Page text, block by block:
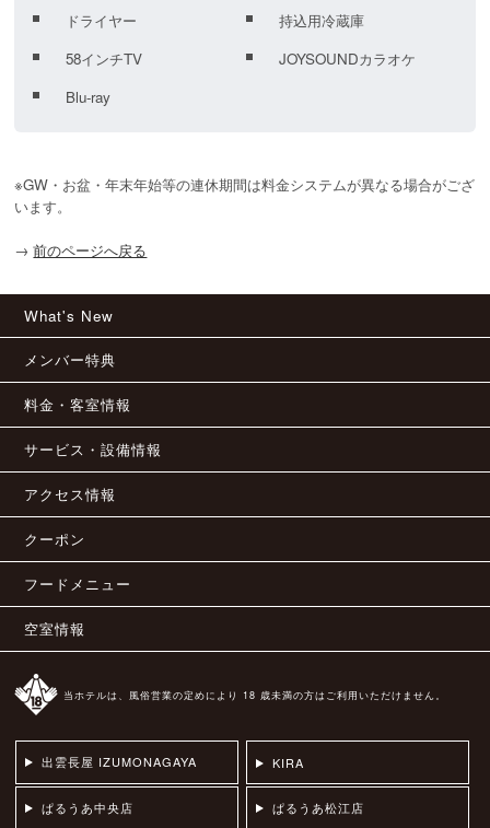
ドライヤー
持込用冷蔵庫
58インチTV
JOYSOUNDカラオケ
Blu-ray
※GW・お盆・年末年始等の連休期間は料金システムが異なる場合がござ
います。
→ 前のページへ戻る
What's New
メンバー特典
料金・客室情報
サービス・設備情報
アクセス情報
クーポン
フードメニュー
空室情報
当ホテルは、風俗営業の定めにより 18 歳未満の方はご利用いただけません。
出雲長屋 IZUMONAGAYA KIRA
ぱるうあ中央店 ぱるうあ松江店